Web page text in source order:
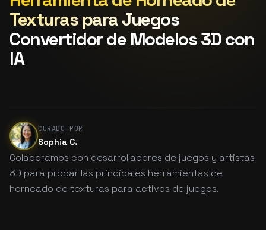
Texturas para Juegos
Convertidor de Modelos 3D con
IA
CURADO POR
Sophia C.
Colaboramos con desarrolladores de juegos y artistas
3D para probar las principales herramientas de
horneado de texturas para activos de juegos.